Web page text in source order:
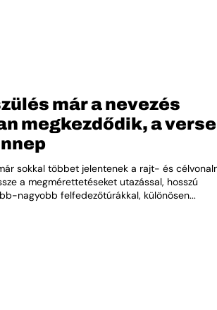
már a nevezés
megkezdődik, a
sokkal többet jelentenek a rajt- és
a megmérettetéseket utazással, hosszú
nagyobb felfedezőtúrákkal, különösen...